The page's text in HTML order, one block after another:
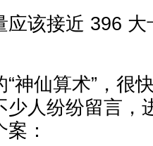
应该接近 396
神仙算术”，很
少人纷纷留言，
：